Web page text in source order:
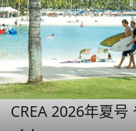
CREA 2026年夏号